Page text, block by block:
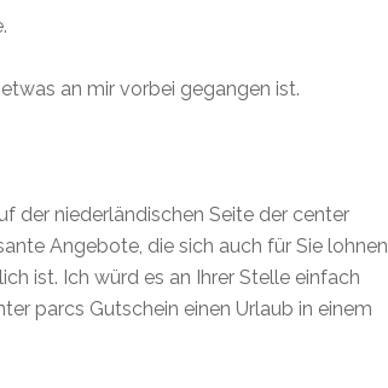
an mir vorbei gegangen ist.
der niederländischen Seite der center
Angebote, die sich auch für Sie lohnen
ist. Ich würd es an Ihrer Stelle einfach
parcs Gutschein einen Urlaub in einem